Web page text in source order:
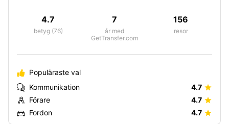
4.7
betyg (76)
7
år med
GetTransfer.com
156
resor
Populäraste val
Kommunikation
4.7
Förare
4.7
Fordon
4.7